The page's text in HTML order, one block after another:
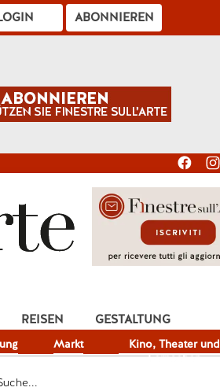
ABONNIEREN
Markt
Kino, Theater und
Fernsehen
REISEN
GESTALTUNG